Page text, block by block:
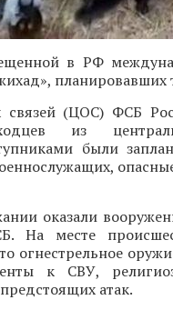
в РФ
планировавших
(ЦОС) ФСБ
из
были
оказали
На месте
огнестрельное
к СВУ,
атак.